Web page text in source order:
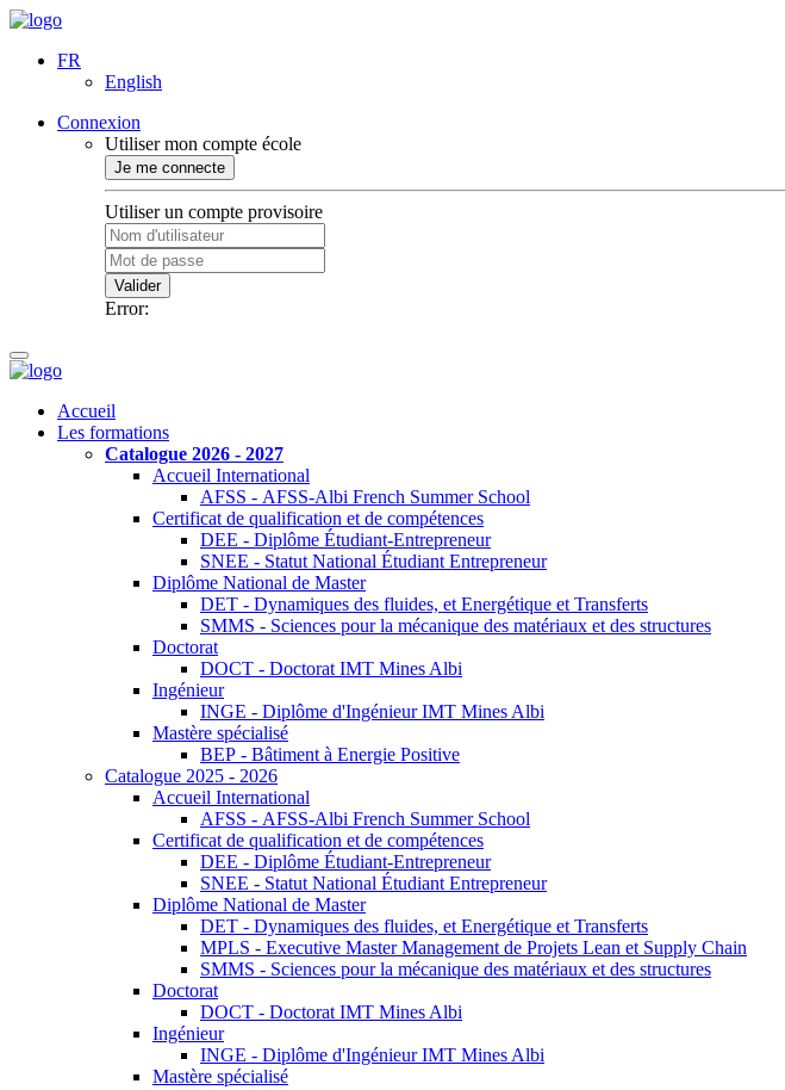
FR
English
Connexion
Utiliser mon compte école
Je me connecte
Utiliser un compte provisoire
Valider
Error:
Accueil
Les formations
Catalogue 2026 - 2027
Accueil International
AFSS - AFSS-Albi French Summer School
Certificat de qualification et de compétences
DEE - Diplôme Étudiant-Entrepreneur
SNEE - Statut National Étudiant Entrepreneur
Diplôme National de Master
DET - Dynamiques des fluides, et Energétique et Transferts
SMMS - Sciences pour la mécanique des matériaux et des structures
Doctorat
DOCT - Doctorat IMT Mines Albi
Ingénieur
INGE - Diplôme d'Ingénieur IMT Mines Albi
Mastère spécialisé
BEP - Bâtiment à Energie Positive
Catalogue 2025 - 2026
Accueil International
AFSS - AFSS-Albi French Summer School
Certificat de qualification et de compétences
DEE - Diplôme Étudiant-Entrepreneur
SNEE - Statut National Étudiant Entrepreneur
Diplôme National de Master
DET - Dynamiques des fluides, et Energétique et Transferts
MPLS - Executive Master Management de Projets Lean et Supply Chain
SMMS - Sciences pour la mécanique des matériaux et des structures
Doctorat
DOCT - Doctorat IMT Mines Albi
Ingénieur
INGE - Diplôme d'Ingénieur IMT Mines Albi
Mastère spécialisé